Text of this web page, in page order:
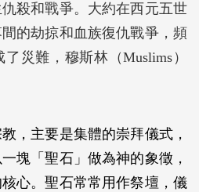
殺和戰爭。大約在西元五世
的劫掠和血族復仇戰爭，頻
災難，穆斯林（Muslims）
，主要是集體的崇拜儀式，
塊「聖石」做為神的象徵，
心。聖石常常用作祭壇，儀